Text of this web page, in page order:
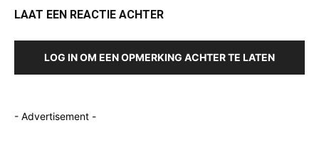
LAAT EEN REACTIE ACHTER
LOG IN OM EEN OPMERKING ACHTER TE LATEN
- Advertisement -